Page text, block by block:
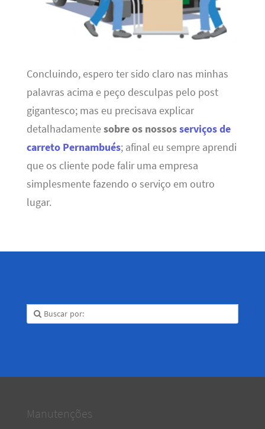
Concluindo, espero ter sido claro nas minhas
palavras acima e peço desculpas pelo post
gigantesco; mas eu precisava explicar
detalhadamentesobre os nossosserviços de
carreto Pernambués; afinal eu sempre aprendi
que os cliente pode falir uma empresa
simplesmente fazendo o serviço em outro
lugar.
Manutenções